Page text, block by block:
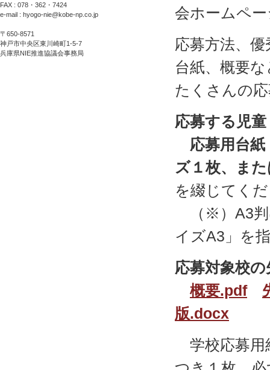
FAX : 078・362・7424
e-mail : hyogo-nie@kobe-np.co.jp
〒650-8571
神戸市中央区東川崎町1-5-7
兵庫県NIE推進協議会事務局
会ホームペ
応募方法、
台紙、概要
たくさんの
応募する児
応募用台
ズ１枚、ま
を綴じてく
（※）A3判
イズA3」を
応募対象校
概要.pdf
版.docx
学校応募用